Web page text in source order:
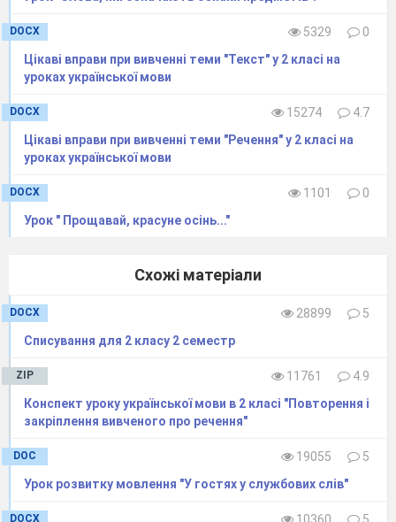
Лісом, садом і городом походжає
Подарунки роздає.
і кущі,
Лист зриває.
Холодком повіває,
Все сумним навкруг стає.
– Про кого розповідається?
А які дарунки роздає?
розливає …»?
ІІІ. Оголошення теми і мети уроку
Сьогодні на уроці будемо говорити про
осінь. Тема уроку «На павутинці приліта осінь
люба, золота». Ми будемо навчатись складати
казку про осінь.
. Створення мовленнєвої ситуації
(Робота над матеріалом теми)
DOCX 5329
0
Цікаві вправи при вивченні теми "Текст" у 2 класі на
уроках української мови
DOCX 15274
4.7
Цікаві вправи при вивченні теми "Речення" у 2 класі на
уроках української мови
DOCX 1101
0
Урок " Прощавай, красуне осінь..."
Схожі матеріали
DOCX 28899
5
Списування для 2 класу 2 семестр
ZIP 11761
4.9
Конспект уроку української мови в 2 класі "Повторення і
закріплення вивченого про речення"
DOC 19055
5
Урок розвитку мовлення "У гостях у службових слів"
DOCX